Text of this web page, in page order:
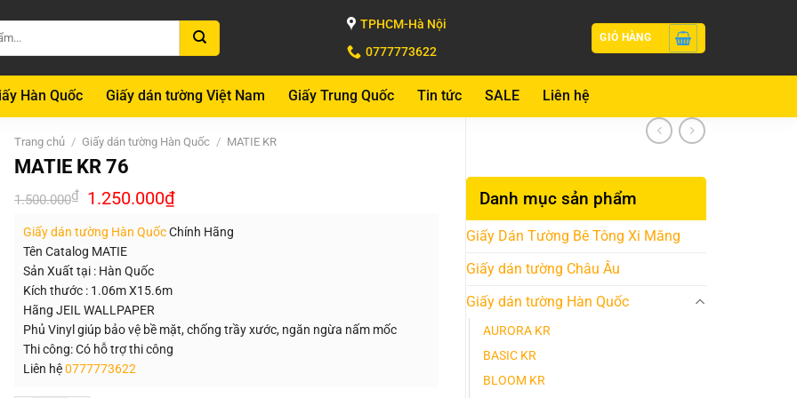
TPHCM-Hà Nội
0777773622
GIỎ HÀNG
Hàn Quốc Giấy dán tường Việt Nam Giấy Trung Quốc Tin tức SALE Liên hệ
Danh mục sản phẩm
Giấy Dán Tường Bê Tông Xi Măng
Giấy dán tường Châu Âu
Giấy dán tường Hàn Quốc
AURORA KR
BASIC KR
BLOOM KR
Trang chủ / Giấy dán tường Hàn Quốc / MATIE KR
MATIE KR 76
1.500.000₫ Giá
gốc
1.500.000₫.
1.250.000₫Giá
hiện
là:
Giấy dán tường Hàn QuốcChính Hãng
Tên Catalog MATIE
Sản Xuất tại : Hàn Quốc
Kích thước : 1.06m X15.6m
Hãng JEIL WALLPAPER
Phủ Vinyl giúp bảo vệ bề mặt, chống trầy xước, ngăn ngừa nấm mốc
Thi công: Có hỗ trợ thi công
Liên hệ0777773622